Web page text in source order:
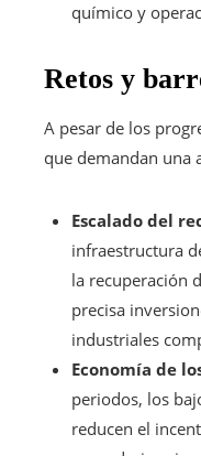
químico y
Retos y
A pesar de los
que demandan una
Escalado del
infraestructura
la recuperación
precisa
industriales
Economía de
periodos, los
reducen el